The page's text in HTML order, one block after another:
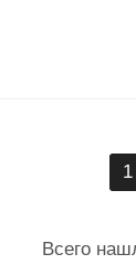
1
Всего